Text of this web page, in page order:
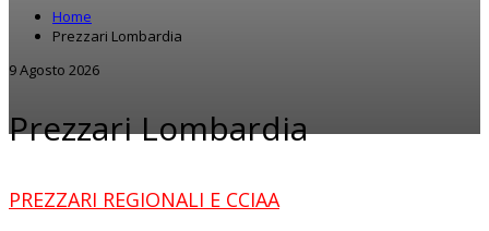
Home
Prezzari Lombardia
9 Agosto 2026
Prezzari Lombardia
PREZZARI REGIONALI E CCIAA